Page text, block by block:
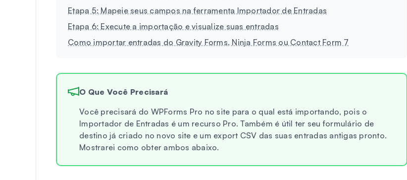
Etapa 5: Mapeie seus campos na ferramenta Importador de Entradas
Etapa 6: Execute a importação e visualize suas entradas
Como importar entradas do Gravity Forms, Ninja Forms ou Contact Form 7
O Que Você Precisará
Você precisará do WPForms Pro no site para o qual está importando, pois o
Importador de Entradas é um recurso Pro. Também é útil ter seu formulário de
destino já criado no novo site e um export CSV das suas entradas antigas pronto.
Mostrarei como obter ambos abaixo.